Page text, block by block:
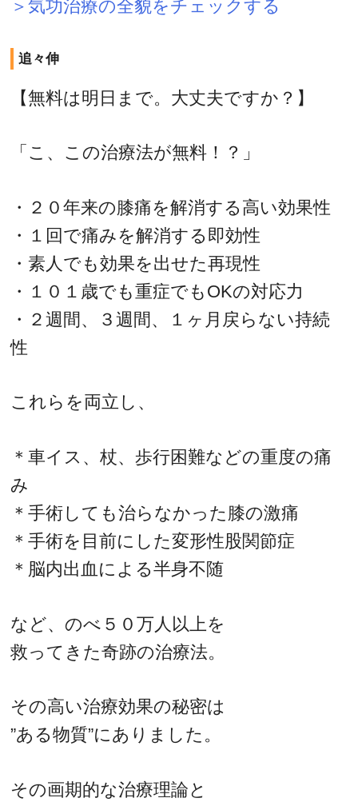
＞気功治療の全貌をチェックする
追々伸
【無料は明日まで。大丈夫ですか？】
「こ、この治療法が無料！？」
・２０年来の膝痛を解消する高い効果性
・１回で痛みを解消する即効性
・素人でも効果を出せた再現性
・１０１歳でも重症でもOKの対応力
・２週間、３週間、１ヶ月戻らない持続
性
これらを両立し、
＊車イス、杖、歩行困難などの重度の痛
み
＊手術しても治らなかった膝の激痛
＊手術を目前にした変形性股関節症
＊脳内出血による半身不随
など、のべ５０万人以上を
救ってきた奇跡の治療法。
その高い治療効果の秘密は
”ある物質”にありました。
その画期的な治療理論と